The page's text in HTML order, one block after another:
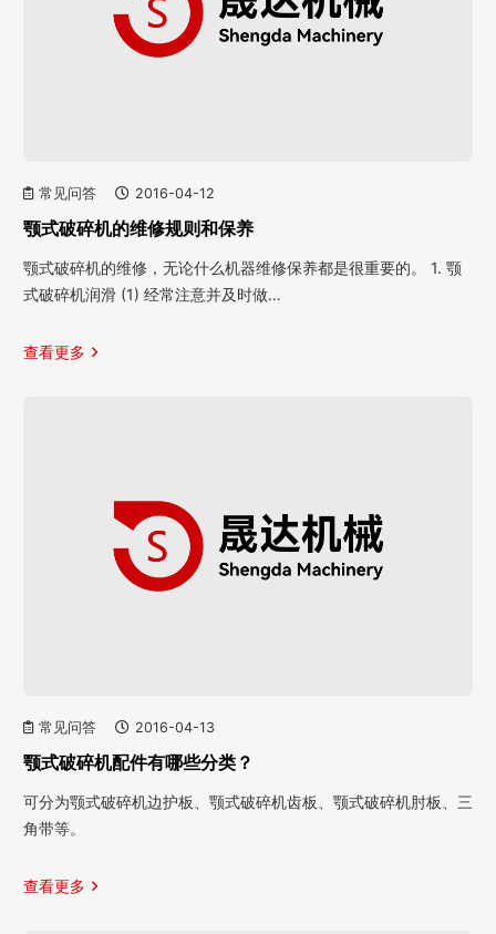
常见问答 2016-04-12
颚式破碎机的维修规则和保养
颚式破碎机的维修，无论什么机器维修保养都是很重要的。 1. 颚
式破碎机润滑 (1) 经常注意并及时做…
查看更多
常见问答 2016-04-13
颚式破碎机配件有哪些分类？
可分为颚式破碎机边护板、颚式破碎机齿板、颚式破碎机肘板、三
角带等。
查看更多